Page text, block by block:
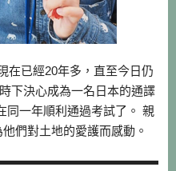
在已經20年多，直至今日仍
下決心成為一名日本的通譯
同一年順利通過考試了。 親
們對土地的愛護而感動。